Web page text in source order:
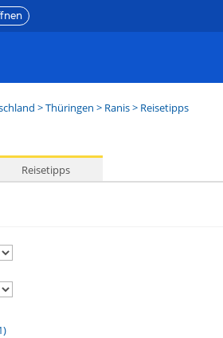
>Thüringen > Ranis> Reisetipps
Reisetipps